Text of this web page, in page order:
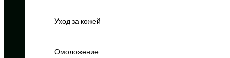
Уход за кожей
Омоложение